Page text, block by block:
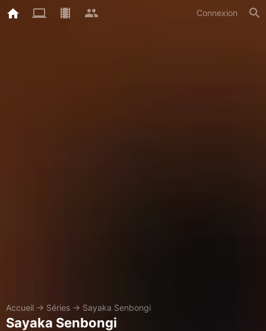
Connexion
Accueil → Séries → Sayaka Senbongi
Sayaka Senbongi